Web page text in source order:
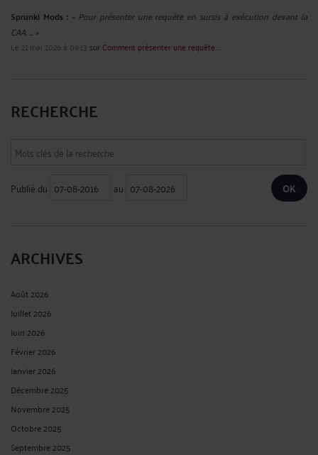
Sprunki Mods : « Pour présenter une requête en sursis à exécution devant la
CAA, ... »
Le 21 mai 2026 à 09:13 sur Comment présenter une requête ...
RECHERCHE
Publié du au
ARCHIVES
Août 2026
Juillet 2026
Juin 2026
Février 2026
Janvier 2026
Décembre 2025
Novembre 2025
Octobre 2025
Septembre 2025